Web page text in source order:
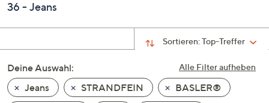
Pfeiltasten
nach
und
nach
unten
oder
36 - Jeans
Sortieren:Top-Treffer
Alle Filter aufheben
Deine Auswahl:
Jeans
STRANDFEIN
BASLER®